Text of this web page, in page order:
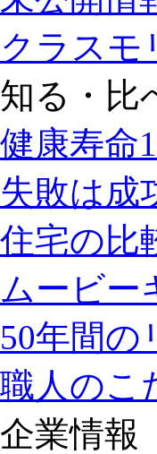
クラスモ
知る・比
健康寿命
失敗は成
住宅の比
ムービー
50年間の
職人のこ
企業情報